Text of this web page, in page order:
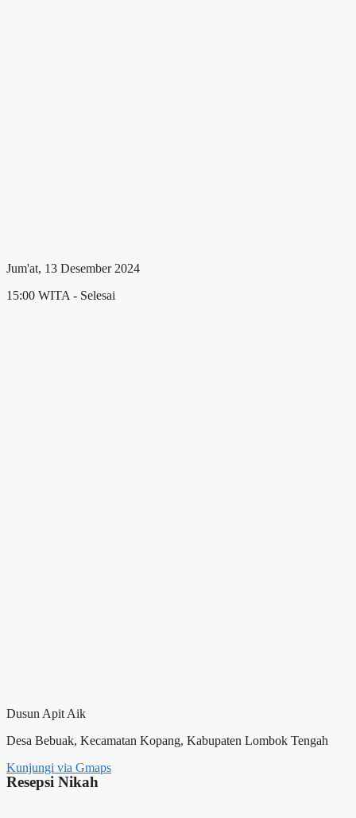
Jum'at, 13 Desember 2024
15:00 WITA - Selesai
Dusun Apit Aik
Desa Bebuak, Kecamatan Kopang, Kabupaten Lombok Tengah
Kunjungi via Gmaps
Resepsi Nikah